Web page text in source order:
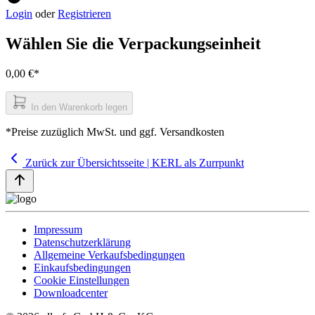
Login oder Registrieren
Wählen Sie die Verpackungseinheit
0,00 €*
In den Warenkorb legen
*Preise zuzüglich MwSt. und ggf. Versandkosten
Zurück zur Übersichtsseite | KERL als Zurrpunkt
Impressum
Datenschutzerklärung
Allgemeine Verkaufsbedingungen
Einkaufsbedingungen
Cookie Einstellungen
Downloadcenter